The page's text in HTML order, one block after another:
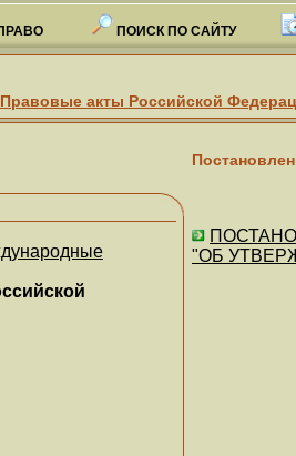
ПОИСК ПО САЙТУ
Правовые акты Российской
"ОБ